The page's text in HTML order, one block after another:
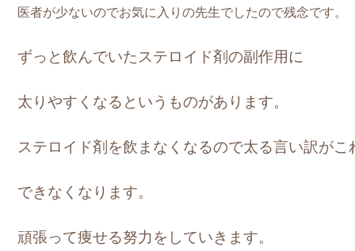
医者が少ないのでお気に入りの先生でしたので残念です。
ずっと飲んでいたステロイド剤の副作用に
太りやすくなるというものがあります。
ステロイド剤を飲まなくなるので太る言い訳がこ
できなくなります。
頑張って痩せる努力をしていきます。